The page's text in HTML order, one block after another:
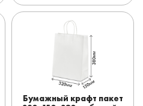
Бумажный крафт пакет